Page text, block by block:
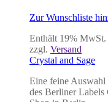
Zur Wunschliste
Enthält 19% MwSt.
zzgl. Versand
Crystal and Sage
Eine feine Auswahl
des Berliner Labels